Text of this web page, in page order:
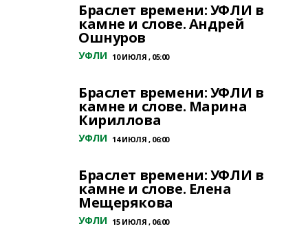
Браслет времени: УФЛИ в
камне и слове. Андрей
Ошнуров
УФЛИ 10 ИЮЛЯ , 05:00
Браслет времени: УФЛИ в
камне и слове. Марина
Кириллова
УФЛИ 14 ИЮЛЯ , 06:00
Браслет времени: УФЛИ в
камне и слове. Елена
Мещерякова
УФЛИ 15 ИЮЛЯ , 06:00